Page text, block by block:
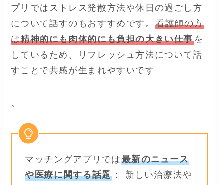
プリではストレス発散方法や休日の過ごし方
について話すのもおすすめです。 看護師の方
は精神的にも肉体的にも負担の大きい仕事を
しているため、リフレッシュ方法について話
すことで共感が生まれやすいです
。
マッチングアプリでは最新のニュース
や医療に関する話題： 新しい治療法や